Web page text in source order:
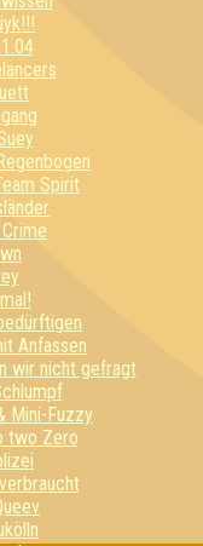
Spirit
Anfassen
wir nicht gefragt
Mini-Fuzzy
two Zero